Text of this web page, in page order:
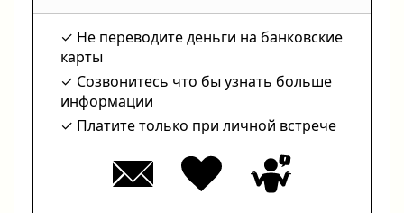
Не переводите деньги на банковские
карты
Созвонитесь что бы узнать больше
информации
Платите только при личной встрече